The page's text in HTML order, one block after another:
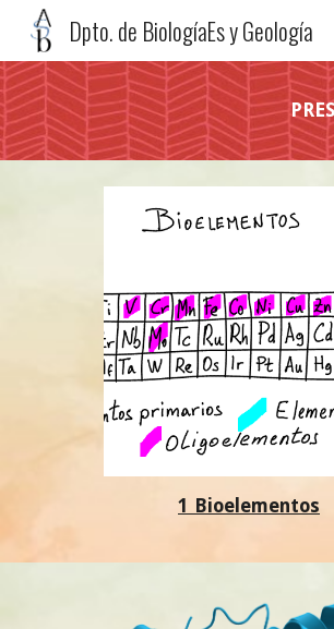
Dpto. de BiologíaEs y Geología
1 Bioelementos